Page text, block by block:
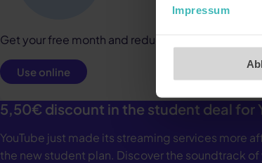
Impressum
Get your free month and reduced rate for
Use online
5,50€ discount in the student deal for
YouTube just made its streaming services more
the new student plan. Discover the soundtrack